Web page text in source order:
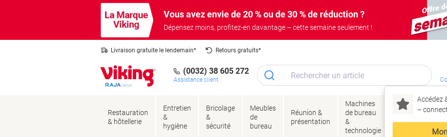
Vous avez envie de 20 % ou de 30 % de réduction ?
Dépensez moins, profitez-en davantage – cette semaine seulement !
Livraison gratuite le lendemain* Retours gratuits*
(0032) 38 605 272
Assistance client
Accédez
–
Restauration
& hôtellerie
Entretien
&
hygiène
Bricolage
&
sécurité
Meubles
de
bureau
Réunion &
présentation
Machines
de bureau
&
technologie
Encres
&